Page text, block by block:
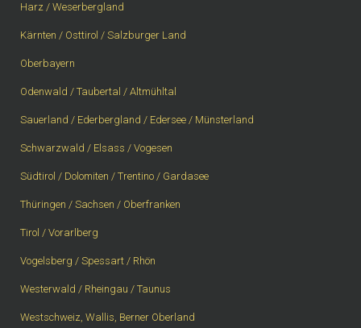
Harz / Weserbergland
Kärnten / Osttirol / Salzburger Land
Oberbayern
Odenwald / Taubertal / Altmühltal
Sauerland / Ederbergland / Edersee / Münsterland
Schwarzwald / Elsass / Vogesen
Südtirol / Dolomiten / Trentino / Gardasee
Thüringen / Sachsen / Oberfranken
Tirol / Vorarlberg
Vogelsberg / Spessart / Rhön
Westerwald / Rheingau / Taunus
Westschweiz, Wallis, Berner Oberland